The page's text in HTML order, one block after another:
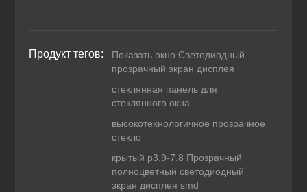
Продукт тегов:
Показать окно Светодиодный
прозрачный экран дисплея
стеклянная панель для
стеклянного окна
высокотехнологичное прозрачное
стекло
крытый p3.9-7.8 Прозрачный
полноцветный светодиодный
экран дисплея smd